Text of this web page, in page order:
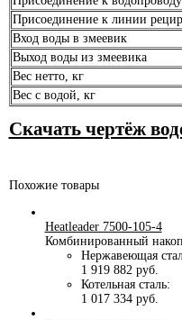
Присоединение к линии
Вход воды в змеевик
Выход воды из змеевика
Вес нетто, кг
Вес с водой, кг
Скачать чертёж
Похожие товары
Heatleader 7500-105-4
Комбинированный
Нержавеющая
1 919 882 руб.
Котельная сталь:
1 017 334 руб.